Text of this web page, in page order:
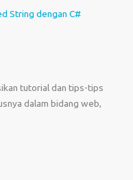
String dengan C#
tutorial dan tips-tips
dalam bidang web,